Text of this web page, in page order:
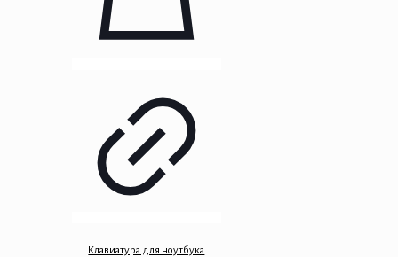
Клавиатура для ноутбука